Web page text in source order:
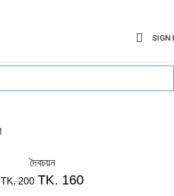
SIGN
দৈবচয়ন
TK.200 TK. 160